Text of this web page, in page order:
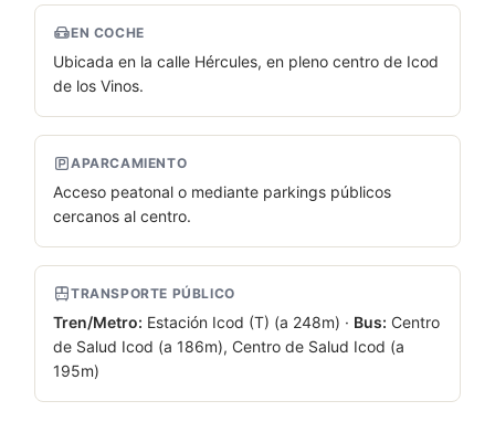
EN COCHE
Ubicada en la calle Hércules, en pleno centro de Icod
de los Vinos.
APARCAMIENTO
Acceso peatonal o mediante parkings públicos
cercanos al centro.
TRANSPORTE PÚBLICO
Tren/Metro: Estación Icod (T) (a 248m) · Bus: Centro
de Salud Icod (a 186m), Centro de Salud Icod (a
195m)